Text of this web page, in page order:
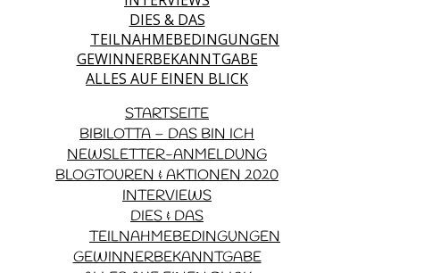
DIES & DAS
TEILNAHMEBEDINGUNGEN
GEWINNERBEKANNTGABE
ALLES AUF EINEN BLICK
STARTSEITE
BIBILOTTA – DAS BIN ICH
NEWSLETTER-ANMELDUNG
BLOGTOUREN & AKTIONEN 2020
INTERVIEWS
DIES & DAS
TEILNAHMEBEDINGUNGEN
GEWINNERBEKANNTGABE